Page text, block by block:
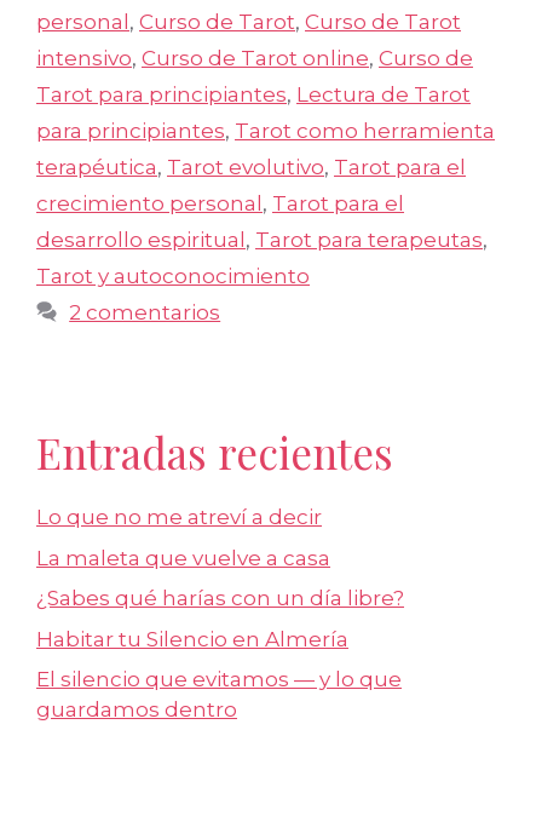
personal , Curso de Tarot, Curso de Tarot
intensivo, Curso de Tarot online, Curso de
Tarot para principiantes, Lectura de Tarot
para principiantes, Tarot como herramienta
terapéutica, Tarot evolutivo, Tarot para el
crecimiento personal , Tarot para el
desarrollo espiritual , Tarot para terapeutas,
Tarot y autoconocimiento
2 comentarios
Entradas recientes
Lo que no me atreví a decir
La maleta que vuelve a casa
¿Sabes qué harías con un día libre?
Habitar tu Silencio en Almería
El silencio que evitamos — y lo que
guardamos dentro